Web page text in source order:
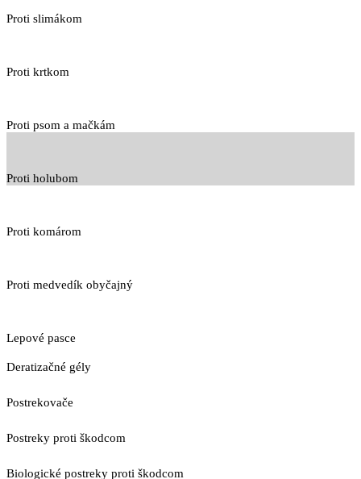
Proti slimákom
Proti krtkom
Proti psom a mačkám
Proti holubom
Proti komárom
Proti medvedík obyčajný
Lepové pasce
Deratizačné gély
Postrekovače
Postreky proti škodcom
Biologické postreky proti škodcom